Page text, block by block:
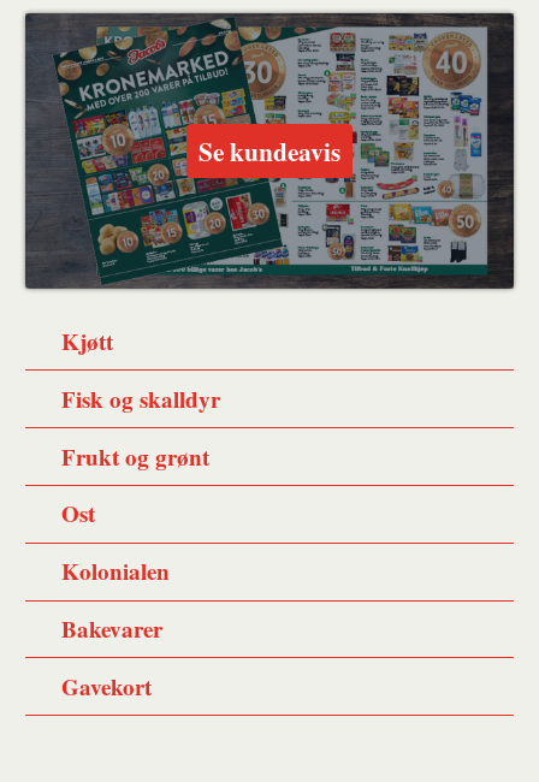
på
Facebook
på
Twitter
ut en
venn
Se kundeavis
Kjøtt
Fisk og skalldyr
Frukt og grønt
Ost
Kolonialen
Bakevarer
Gavekort